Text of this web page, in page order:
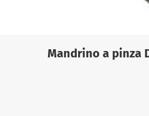
Mandrino a pinza